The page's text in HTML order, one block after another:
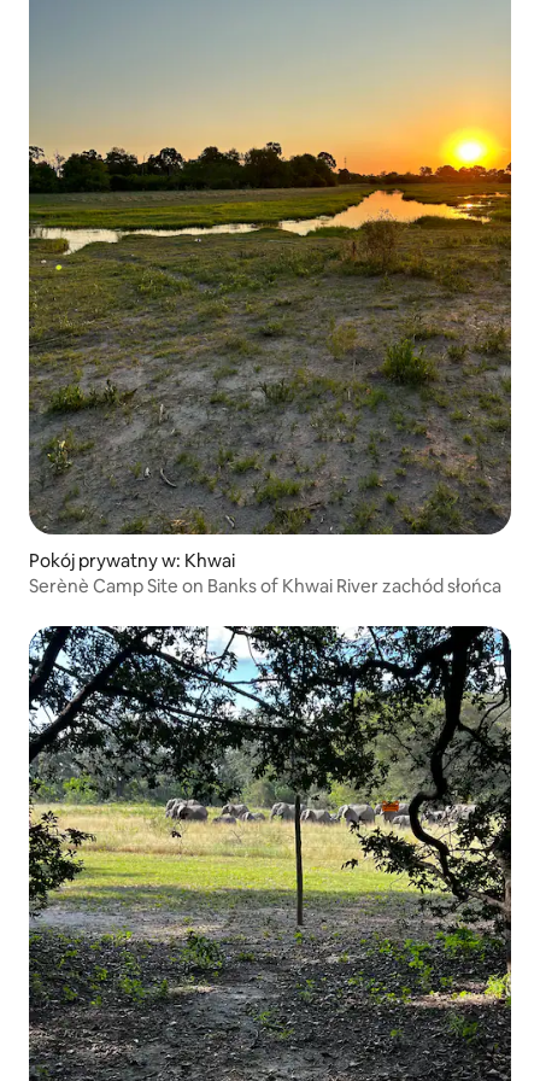
Pokój prywatny w: Khwai
Serènè Camp Site on Banks of Khwai River zachód słońca